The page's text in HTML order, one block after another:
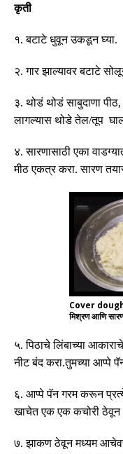
कृती
१.बटाटे धुवून उकडून घ्या.
२.गार झाल्यावर बटाटे
३. थोडं थोडं साबुदाणा
लागल्यास थोडे तेल/तूप
४. सारणासाठी एका
मीठ एकत्र करा.सारण
Cover
मिश्रण आणि
५.पिठाचे लिंबाच्या
नीट बंद करा.तुमच्या आप्पे
६. आप्पे पॅन गरम करून
खाचेत एक एक कचोरी
७.झाकण ठेवून मध्यम